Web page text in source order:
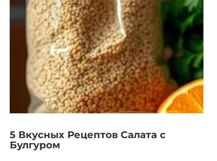
5 Вкусных Рецептов Салата с
Булгуром